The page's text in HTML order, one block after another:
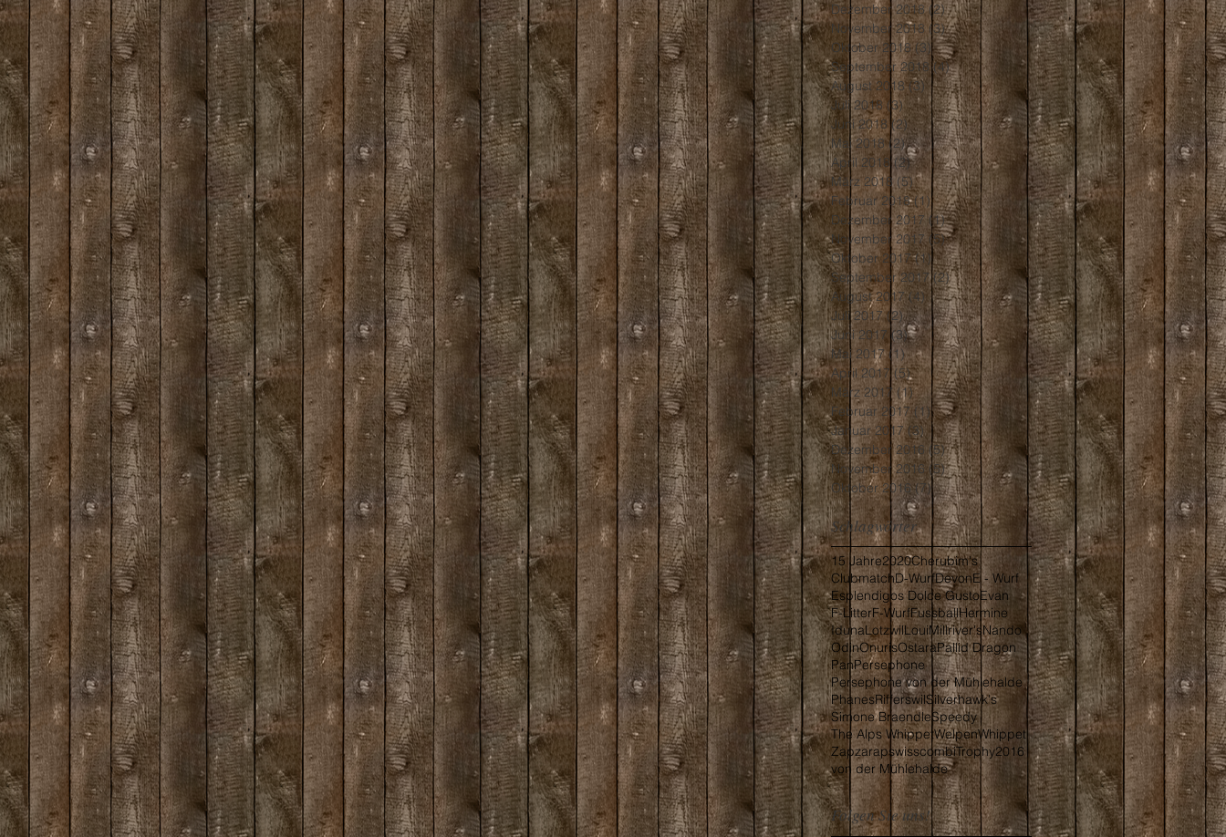
Dezember 2018 (2)2 Beiträge
November 2018 (3)3 Beiträge
Oktober 2018 (3)3 Beiträge
September 2018 (4)4 Beiträge
August 2018 (3)3 Beiträge
Juli 2018 (3)3 Beiträge
Juni 2018 (2)2 Beiträge
Mai 2018 (2)2 Beiträge
April 2018 (2)2 Beiträge
März 2018 (5)5 Beiträge
Februar 2018 (1)1 Beitrag
Dezember 2017 (1)1 Beitrag
November 2017 (5)5 Beiträge
Oktober 2017 (1)1 Beitrag
September 2017 (2)2 Beiträge
August 2017 (4) 4 Beiträge
Juli 2017 (2)2 Beiträge
Juni 2017 (3)3 Beiträge
Mai 2017 (1)1 Beitrag
April 2017 (5)5 Beiträge
März 2017 (1)1 Beitrag
Februar 2017 (1)1 Beitrag
Januar 2017 (3)3 Beiträge
Dezember 2016 (5)5 Beiträge
November 2016 (5)5 Beiträge
Oktober 2016 (7)7 Beiträge
Schlagwörter
15 Jahre2020Cherubim's
ClubmatchD-WurfDevonE - Wurf
Esplendigos Dolce GustoEvan
F-LitterF-WurfFussballHermine
IdunaLotzwilLouiMillriver'sNando
OdinOnurisOstaraPallid Dragon
PanPersephone
Persephone von der Mühlehalde
PhanesRifferswilSilverhawk's
Simone BraendleSpeedy
The Alps WhippetWelpenWhippet
ZapzarapswisscombiTrophy2016
von der Mühlehalde
Folgen Sie uns!